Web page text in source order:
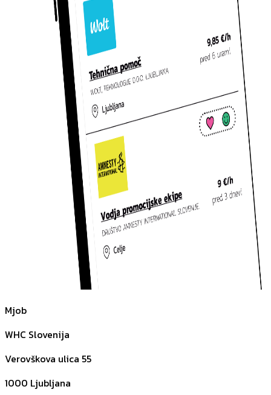
Mjob
WHC Slovenija
Verovškova ulica 55
1000 Ljubljana